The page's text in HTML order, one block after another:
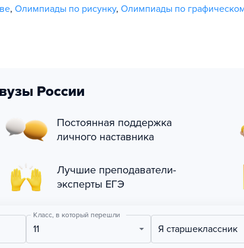
, Олимпиады по рисунку, Олимпиады по
России
Постоянная поддержка
личного наставника
Лучшие преподаватели-
эксперты ЕГЭ
Класс, в который перешли
11 Я старшеклассник